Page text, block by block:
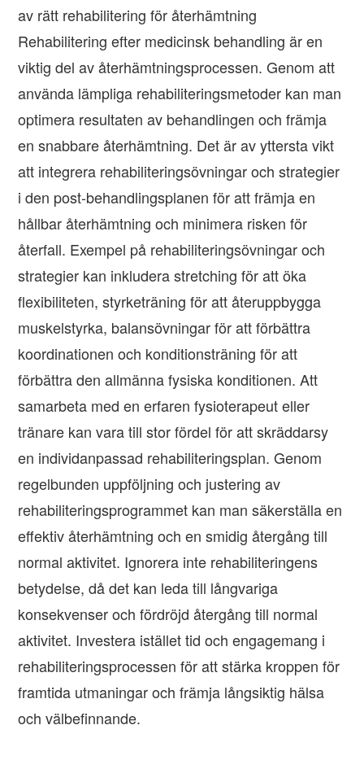
av rätt rehabilitering för återhämtning
Rehabilitering efter medicinsk behandling är en
viktig del av återhämtningsprocessen. Genom att
använda lämpliga rehabiliteringsmetoder kan man
optimera resultaten av behandlingen och främja
en snabbare återhämtning. Det är av yttersta vikt
att integrera rehabiliteringsövningar och strategier
i den post-behandlingsplanen för att främja en
hållbar återhämtning och minimera risken för
återfall. Exempel på rehabiliteringsövningar och
strategier kan inkludera stretching för att öka
flexibiliteten, styrketräning för att återuppbygga
muskelstyrka, balansövningar för att förbättra
koordinationen och konditionsträning för att
förbättra den allmänna fysiska konditionen. Att
samarbeta med en erfaren fysioterapeut eller
tränare kan vara till stor fördel för att skräddarsy
en individanpassad rehabiliteringsplan. Genom
regelbunden uppföljning och justering av
rehabiliteringsprogrammet kan man säkerställa en
effektiv återhämtning och en smidig återgång till
normal aktivitet. Ignorera inte rehabiliteringens
betydelse, då det kan leda till långvariga
konsekvenser och fördröjd återgång till normal
aktivitet. Investera istället tid och engagemang i
rehabiliteringsprocessen för att stärka kroppen för
framtida utmaningar och främja långsiktig hälsa
och välbefinnande.